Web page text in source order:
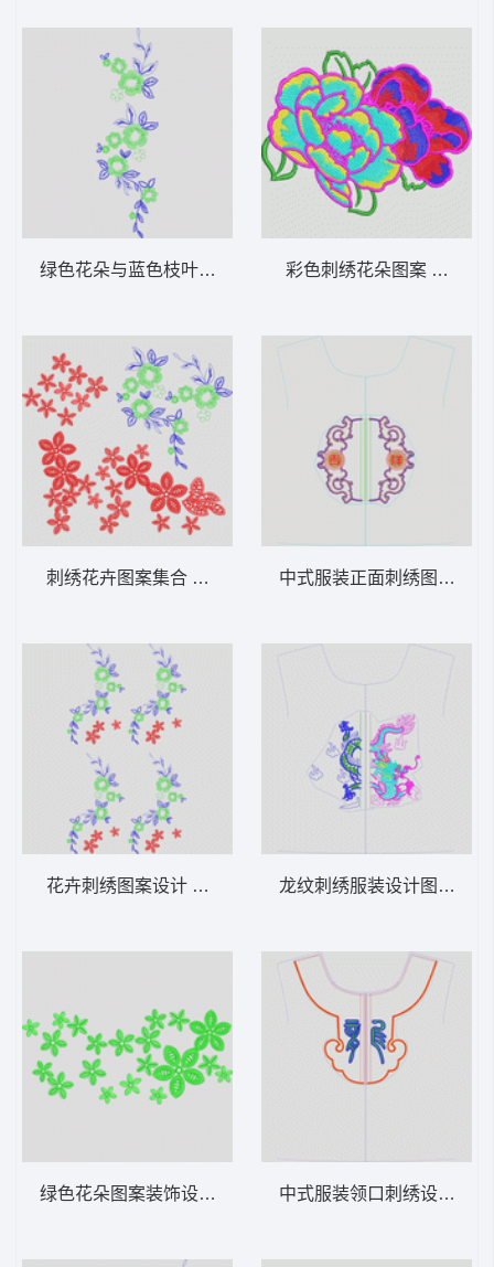
绿色花朵与蓝色枝叶刺绣图案 简单花
刺绣花卉图案集合 简单花
花卉刺绣图案设计 简单花
绿色花朵图案装饰设计 简单花
彩色刺绣花朵图案 花经典
中式服装正面刺绣图案 民族
龙纹刺绣服装设计图 龙动物
中式服装领口刺绣设计图